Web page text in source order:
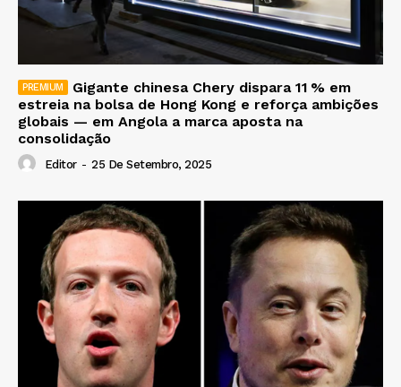
Gigante chinesa Chery dispara 11 % em
estreia na bolsa de Hong Kong e reforça ambições
globais — em Angola a marca aposta na
consolidação
Editor - 25 De Setembro, 2025